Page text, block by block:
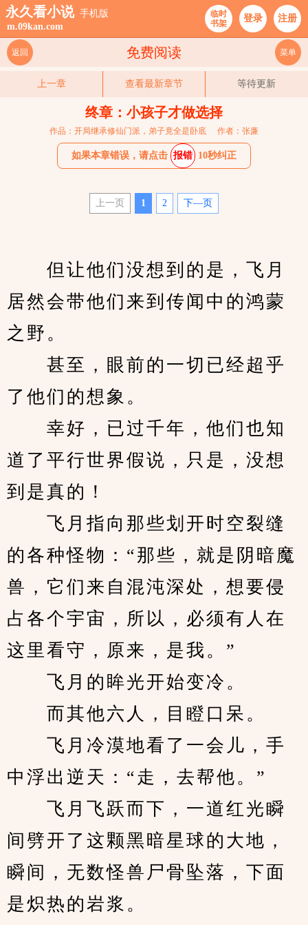
永久看小说 手机版
m.09kan.com
临时
书架
登录 注册
免费阅读
返回 菜单
上一章 查看最新章节 等待更新
终章：小孩子才做选择
作品：开局继承修仙门派，弟子竟全是卧底 作者：张廉
如果本章错误，请点击 报错 10秒纠正
上一页 1 2 下—页
但让他们没想到的是，飞月
居然会带他们来到传闻中的鸿蒙
之野。
甚至，眼前的一切已经超乎
了他们的想象。
幸好，已过千年，他们也知
道了平行世界假说，只是，没想
到是真的！
飞月指向那些划开时空裂缝
的各种怪物：“那些，就是阴暗魔
兽，它们来自混沌深处，想要侵
占各个宇宙，所以，必须有人在
这里看守，原来，是我。”
飞月的眸光开始变冷。
而其他六人，目瞪口呆。
飞月冷漠地看了一会儿，手
中浮出逆天：“走，去帮他。”
飞月飞跃而下，一道红光瞬
间劈开了这颗黑暗星球的大地，
瞬间，无数怪兽尸骨坠落，下面
是炽热的岩浆。